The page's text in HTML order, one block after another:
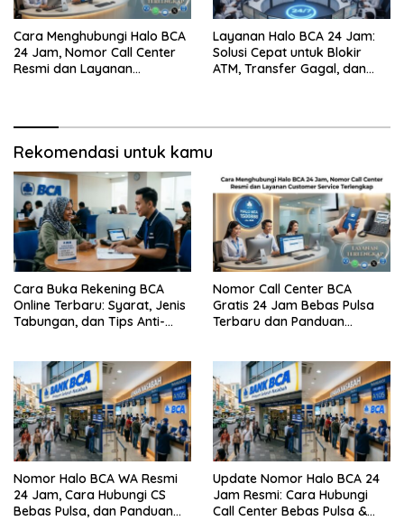
Cara Menghubungi Halo BCA
24 Jam, Nomor Call Center
Resmi dan Layanan
Layanan Halo BCA 24 Jam:
Solusi Cepat untuk Blokir
ATM, Transfer Gagal, dan
Rekomendasi untuk kamu
Cara Buka Rekening BCA
Online Terbaru: Syarat, Jenis
Tabungan, dan Tips Anti-
Nomor Call Center BCA
Gratis 24 Jam Bebas Pulsa
Terbaru dan Panduan
Nomor Halo BCA WA Resmi
24 Jam, Cara Hubungi CS
Bebas Pulsa, dan Panduan
Update Nomor Halo BCA 24
Jam Resmi: Cara Hubungi
Call Center Bebas Pulsa &